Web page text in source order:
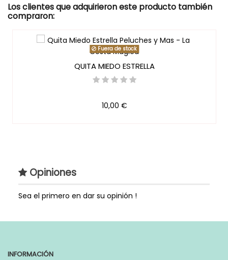
Estilo
Clásico
Tartas de Pañales
Niña
Puedes Personalizar con el
Nombre del Bebé, su
Alta Calidad y una tarjeta de
Los clientes que adquirieron este producto también
compraron:
Fuera de stock
QUITA MIEDO ESTRELLA
10,00 €
Opiniones
Sea el primero en dar su opinión !
INFORMACIÓN